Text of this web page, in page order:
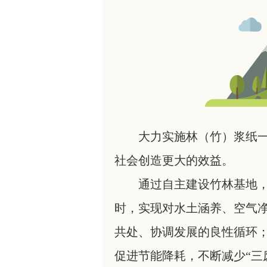
大力实施林（竹）浆纸
社会创造更大的效益。
通过自主建设竹林基地
时，实现对水土涵养、空气
共处、协调发展的良性循环
促进节能降耗，不断减少“